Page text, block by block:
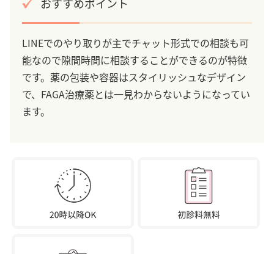
LINEでのやり取りが主でチャット形式での相談も可
能なので隙間時間に相談することができるのが特徴
です。薬の包装や容器はスタイリッシュなデザイン
で、FAGA治療薬とは一見わからないようになってい
ます。